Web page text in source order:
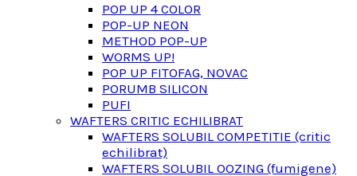
POP UP 4 COLOR
POP-UP NEON
METHOD POP-UP
WORMS UP!
POP UP FITOFAG, NOVAC
PORUMB SILICON
PUFI
WAFTERS CRITIC ECHILIBRAT
WAFTERS SOLUBIL COMPETITIE (critic
echilibrat)
WAFTERS SOLUBIL OOZING (fumigene)